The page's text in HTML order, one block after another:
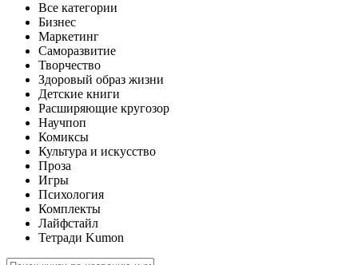
Все категории
Бизнес
Маркетинг
Саморазвитие
Творчество
Здоровый образ жизни
Детские книги
Расширяющие кругозор
Научпоп
Комиксы
Культура и искусство
Проза
Игры
Психология
Комплекты
Лайфстайл
Тетради Kumon